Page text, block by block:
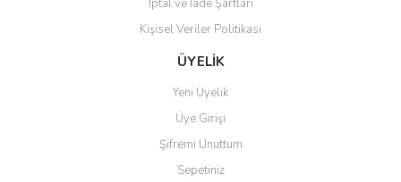
İptal ve İade Şartları
Kişisel Veriler Politikası
ÜYELİK
Yeni Üyelik
Üye Girişi
Şifremi Unuttum
Sepetiniz